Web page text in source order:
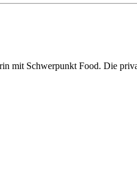
mit Schwerpunkt Food. Die